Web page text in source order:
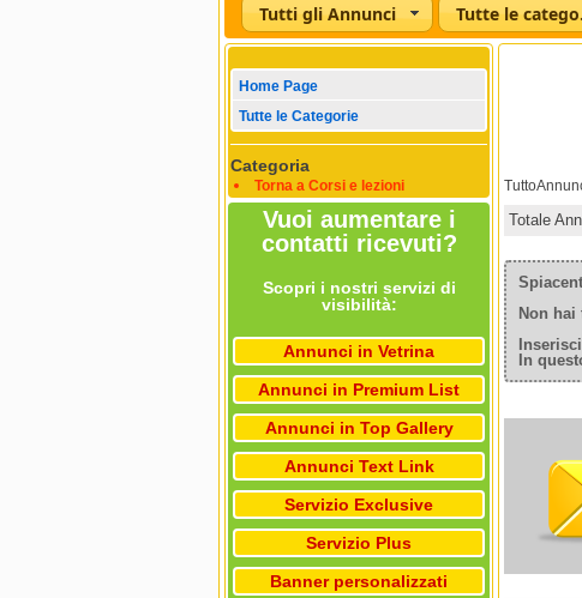
Tutti gli Annunci
Home Page
Tutte le Categorie
Categoria
Torna a Corsi e lezioni
Vuoi aumentare i
contatti ricevuti?
Scopri i nostri servizi di
visibilità:
Annunci in Vetrina
Annunci in Premium List
Annunci in Top Gallery
Annunci Text Link
Servizio Exclusive
Servizio Plus
Banner personalizzati
Totale
Non
In